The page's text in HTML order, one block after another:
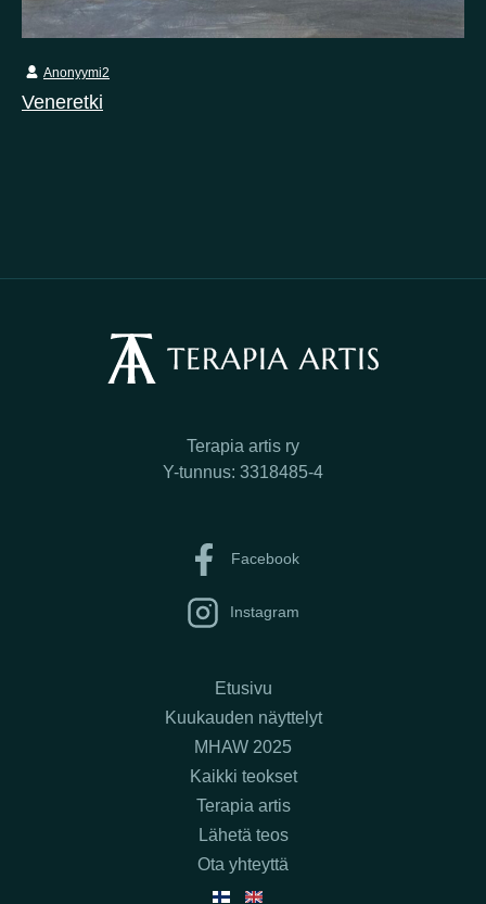
Veneretki
Anonyymi2
Terapia artis ry
Y-tunnus: 3318485-4
Facebook
Instagram
Etusivu
Kuukauden näyttelyt
MHAW 2025
Kaikki teokset
Terapia artis
Lähetä teos
Ota yhteyttä